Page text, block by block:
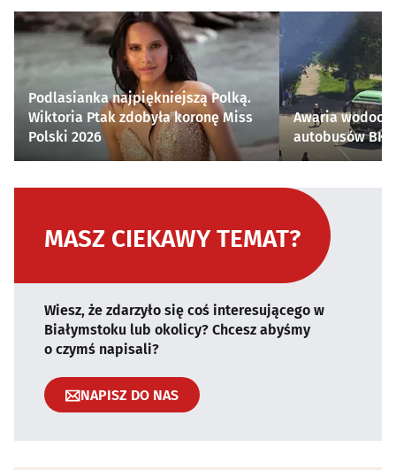
Podlasianka najpiękniejszą Polką.
Wiktoria Ptak zdobyła koronę Miss
Polski 2026
Awaria
autobusów
MASZ CIEKAWY TEMAT?
Wiesz, że zdarzyło się coś interesującego w
Białymstoku lub okolicy? Chcesz abyśmy
o czymś napisali?
NAPISZ DO NAS